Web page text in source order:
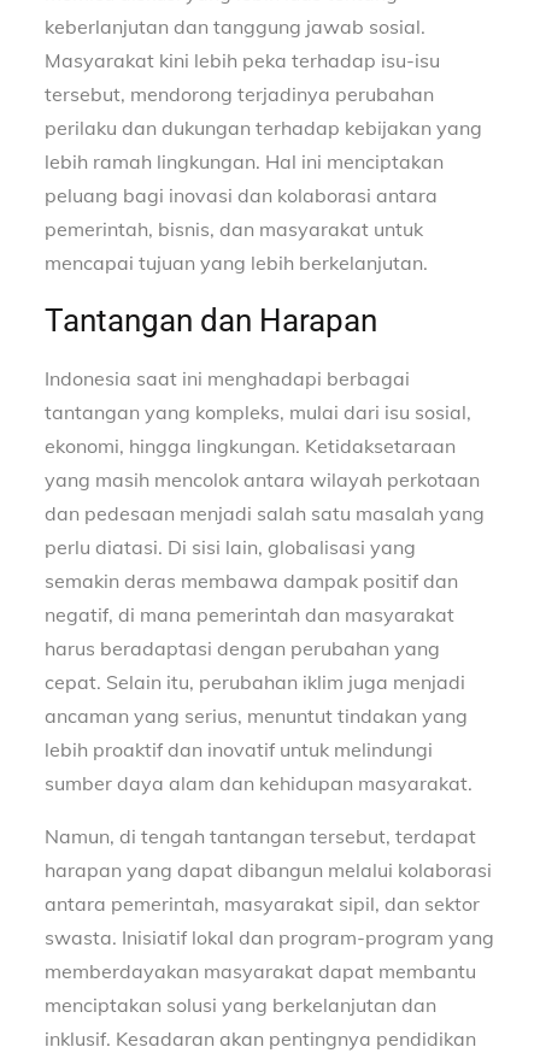
keberlanjutan dan tanggung jawab sosial.
Masyarakat kini lebih peka terhadap isu-isu
tersebut, mendorong terjadinya perubahan
perilaku dan dukungan terhadap kebijakan yang
lebih ramah lingkungan. Hal ini menciptakan
peluang bagi inovasi dan kolaborasi antara
pemerintah, bisnis, dan masyarakat untuk
mencapai tujuan yang lebih berkelanjutan.
Tantangan dan Harapan
Indonesia saat ini menghadapi berbagai
tantangan yang kompleks, mulai dari isu sosial,
ekonomi, hingga lingkungan. Ketidaksetaraan
yang masih mencolok antara wilayah perkotaan
dan pedesaan menjadi salah satu masalah yang
perlu diatasi. Di sisi lain, globalisasi yang
semakin deras membawa dampak positif dan
negatif, di mana pemerintah dan masyarakat
harus beradaptasi dengan perubahan yang
cepat. Selain itu, perubahan iklim juga menjadi
ancaman yang serius, menuntut tindakan yang
lebih proaktif dan inovatif untuk melindungi
sumber daya alam dan kehidupan masyarakat.
Namun, di tengah tantangan tersebut, terdapat
harapan yang dapat dibangun melalui kolaborasi
antara pemerintah, masyarakat sipil, dan sektor
swasta. Inisiatif lokal dan program-program yang
memberdayakan masyarakat dapat membantu
menciptakan solusi yang berkelanjutan dan
inklusif. Kesadaran akan pentingnya pendidikan